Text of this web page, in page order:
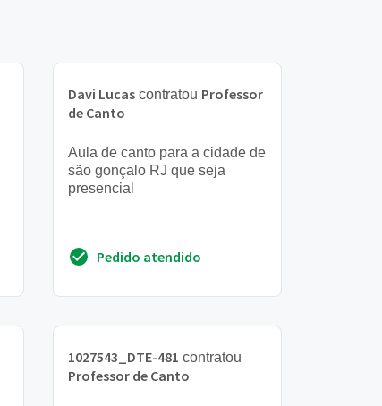
Davi Lucas contratou Professor
de Canto
Aula de canto para a cidade de
são gonçalo RJ que seja
presencial
Pedido atendido
1027543_DTE-481 contratou
Professor de Canto